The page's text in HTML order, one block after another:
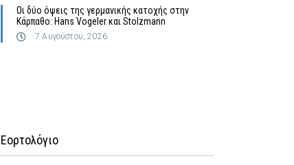
Οι δύο όψεις της γερμανικής κατοχής στην
Κάρπαθο: Hans Vogeler και Stolzmann
7 Αυγούστου, 2026
Εορτολόγιο